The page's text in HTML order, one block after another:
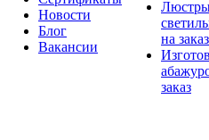
Новости
Блог
Вакансии
на заказ
заказ